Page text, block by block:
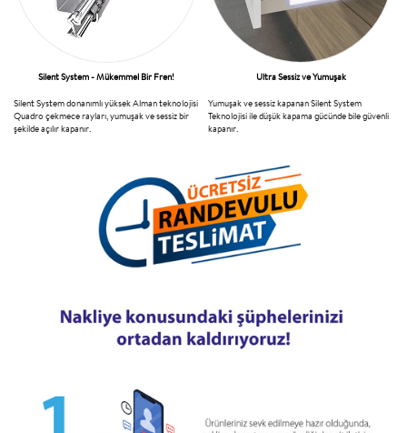
Silent System - Mükemmel Bir Fren!
Silent System donanımlı yüksek Alman teknolojisi
Quadro çekmece rayları, yumuşak ve sessiz bir
şekilde açılır kapanır.
Ultra Sessiz ve Yumuşak
Yumuşak ve sessiz kapanan Silent System
Teknolojisi ile düşük kapama gücünde bile güvenli
kapanır.